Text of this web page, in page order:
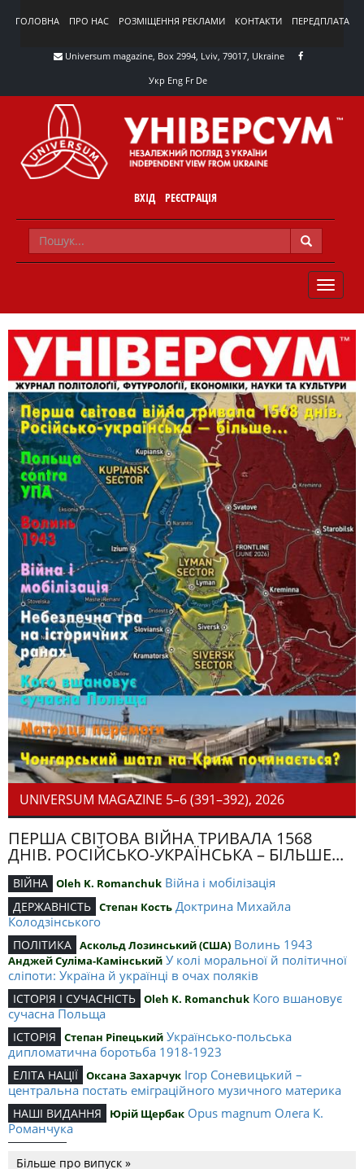
ГОЛОВНА ПРО НАС РОЗМІЩЕННЯ РЕКЛАМИ КОНТАКТИ ПЕРЕДПЛАТА
Universum magazine, Box 2994, Lviv, 79017, Ukraine
Укр Eng Fr De
ВХІД РЕЄСТРАЦІЯ
TOGGLE
UNIVERSUM MAGAZINE 5–6 (391–392), 2026
ПЕРША СВІТОВА ВІЙНА ТРИВАЛА 1568
ДНІВ. РОСІЙСЬКО-УКРАЇНСЬКА – БІЛЬШЕ...
ВІЙНА Oleh K. Romanchuk Війна і мобілізація
ДЕРЖАВНІСТЬ Степан Кость Доктрина Михайла
Колодзінського
ПОЛІТИКА Аскольд Лозинський (США) Волинь 1943
Анджей Суліма-Камінський У колі моральної й політичної
сліпоти: Україна й українці в очах поляків
ІСТОРІЯ І СУЧАСНІСТЬ Oleh K. Romanchuk Кого вшановує
сучасна Польща
ІСТОРІЯ Степан Ріпецький Українсько-польська
дипломатична боротьба 1918-1923
ЕЛІТА НАЦІЇ Оксана Захарчук Ігор Соневицький –
центральна постать еміграційного музичного материка
НАШІ ВИДАННЯ Юрій Щербак Opus magnum Олега К.
Романчука
Більше про випуск »